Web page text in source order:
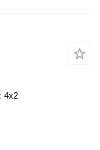
4x2